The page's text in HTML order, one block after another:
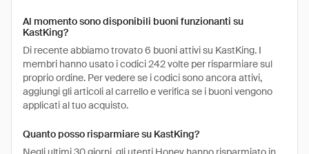
Al momento sono disponibili buoni funzionanti su
KastKing?
Di recente abbiamo trovato 6 buoni attivi su KastKing. I
membri hanno usato i codici 242 volte per risparmiare sul
proprio ordine. Per vedere se i codici sono ancora attivi,
aggiungi gli articoli al carrello e verifica se i buoni vengono
applicati al tuo acquisto.
Quanto posso risparmiare su KastKing?